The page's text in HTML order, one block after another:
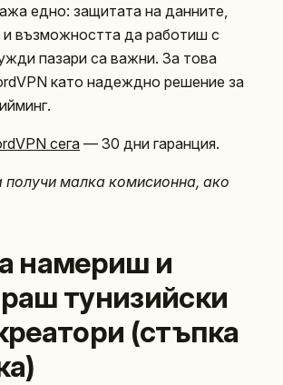
едно: защитата на данните,
и възможността да работиш с
пазари са важни. За това
като надеждно решение за
сега — 30 дни гаранция.
малка комисионна, ако
намериш и
тунизийски
(стъпка